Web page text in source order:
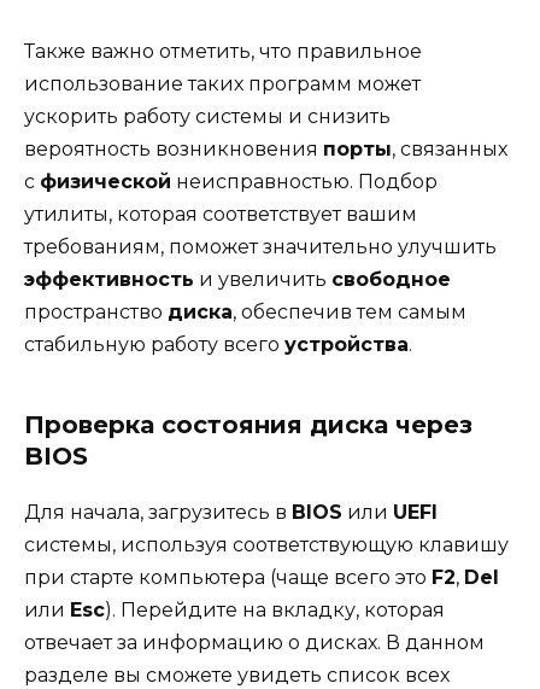
Также важно отметить, что правильное
использование таких программ может
ускорить работу системы и снизить
вероятность возникновения порты, связанных
с физической неисправностью. Подбор
утилиты, которая соответствует вашим
требованиям, поможет значительно улучшить
эффективность и увеличить свободное
пространство диска, обеспечив тем самым
стабильную работу всего устройства.
Проверка состояния диска через
BIOS
Для начала, загрузитесь в BIOS или UEFI
системы, используя соответствующую клавишу
при старте компьютера (чаще всего это F2, Del
или Esc). Перейдите на вкладку, которая
отвечает за информацию о дисках. В данном
разделе вы сможете увидеть список всех